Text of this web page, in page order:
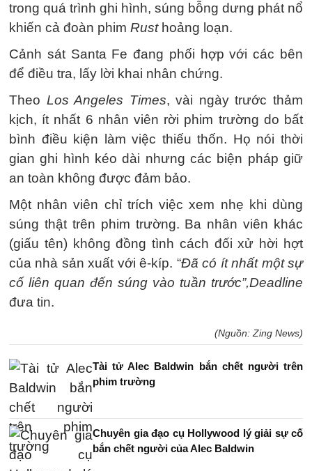
trong quá trình ghi hình, súng bỗng dưng phát nổ
khiến cả đoàn phim Rusthoảng loạn.
Cảnh sát Santa Fe đang phối hợp với các bên
để điều tra, lấy lời khai nhân chứng.
Theo Los Angeles Times, vài ngày trước thảm
kịch, ít nhất 6 nhân viên rời phim trường do bất
bình điều kiện làm việc thiếu thốn. Họ nói thời
gian ghi hình kéo dài nhưng các biện pháp giữ
an toàn không được đảm bảo.
Một nhân viên chỉ trích việc xem nhẹ khi dùng
súng thật trên phim trường. Ba nhân viên khác
(giấu tên) không đồng tình cách đối xử hời hợt
của nhà sản xuất với ê-kíp. “Đã có ít nhất một sự
cố liên quan đến súng vào tuần trước”,Deadline
đưa tin.
(Nguồn: Zing News)
Tài tử Alec Baldwin bắn chết người trên
phim trường
Chuyên gia đạo cụ Hollywood lý giải sự cố
bắn chết người của Alec Baldwin